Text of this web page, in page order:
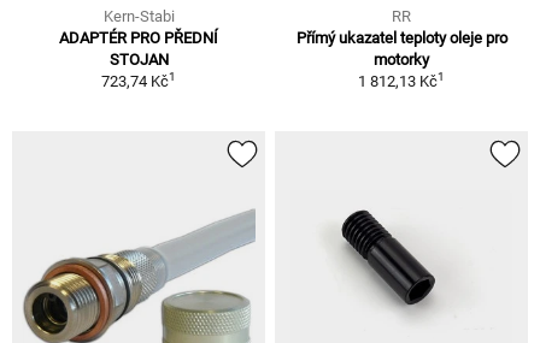
Kern-Stabi
ADAPTÉR PRO PŘEDNÍ
STOJAN
723,74 Kč1
RR
Přímý ukazatel teploty oleje pro
motorky
1 812,13 Kč1